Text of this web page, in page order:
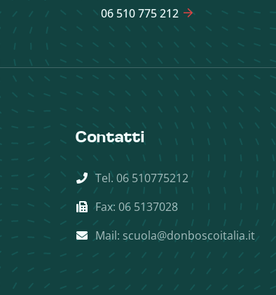
06 510 775 212
Contatti
Tel. 06 510775212
Fax: 06 5137028
Mail: scuola@donboscoitalia.it